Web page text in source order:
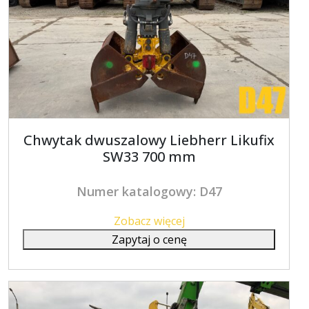
Chwytak dwuszalowy Liebherr Likufix
SW33 700 mm
Numer katalogowy: D47
Zobacz więcej
Zapytaj o cenę